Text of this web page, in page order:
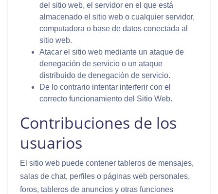
del sitio web, el servidor en el que está
almacenado el sitio web o cualquier servidor,
computadora o base de datos conectada al
sitio web.
Atacar el sitio web mediante un ataque de
denegación de servicio o un ataque
distribuido de denegación de servicio.
De lo contrario intentar interferir con el
correcto funcionamiento del Sitio Web.
Contribuciones de los
usuarios
El sitio web puede contener tableros de mensajes,
salas de chat, perfiles o páginas web personales,
foros, tableros de anuncios y otras funciones